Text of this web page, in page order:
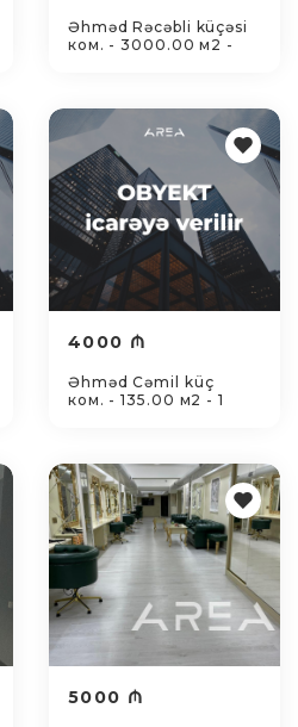
Əhməd Rəcəbli küçəsi
ком. - 3000.00 м2 -
4000 ₼
Əhməd Cəmil küç
ком. - 135.00 м2 - 1
5000 ₼